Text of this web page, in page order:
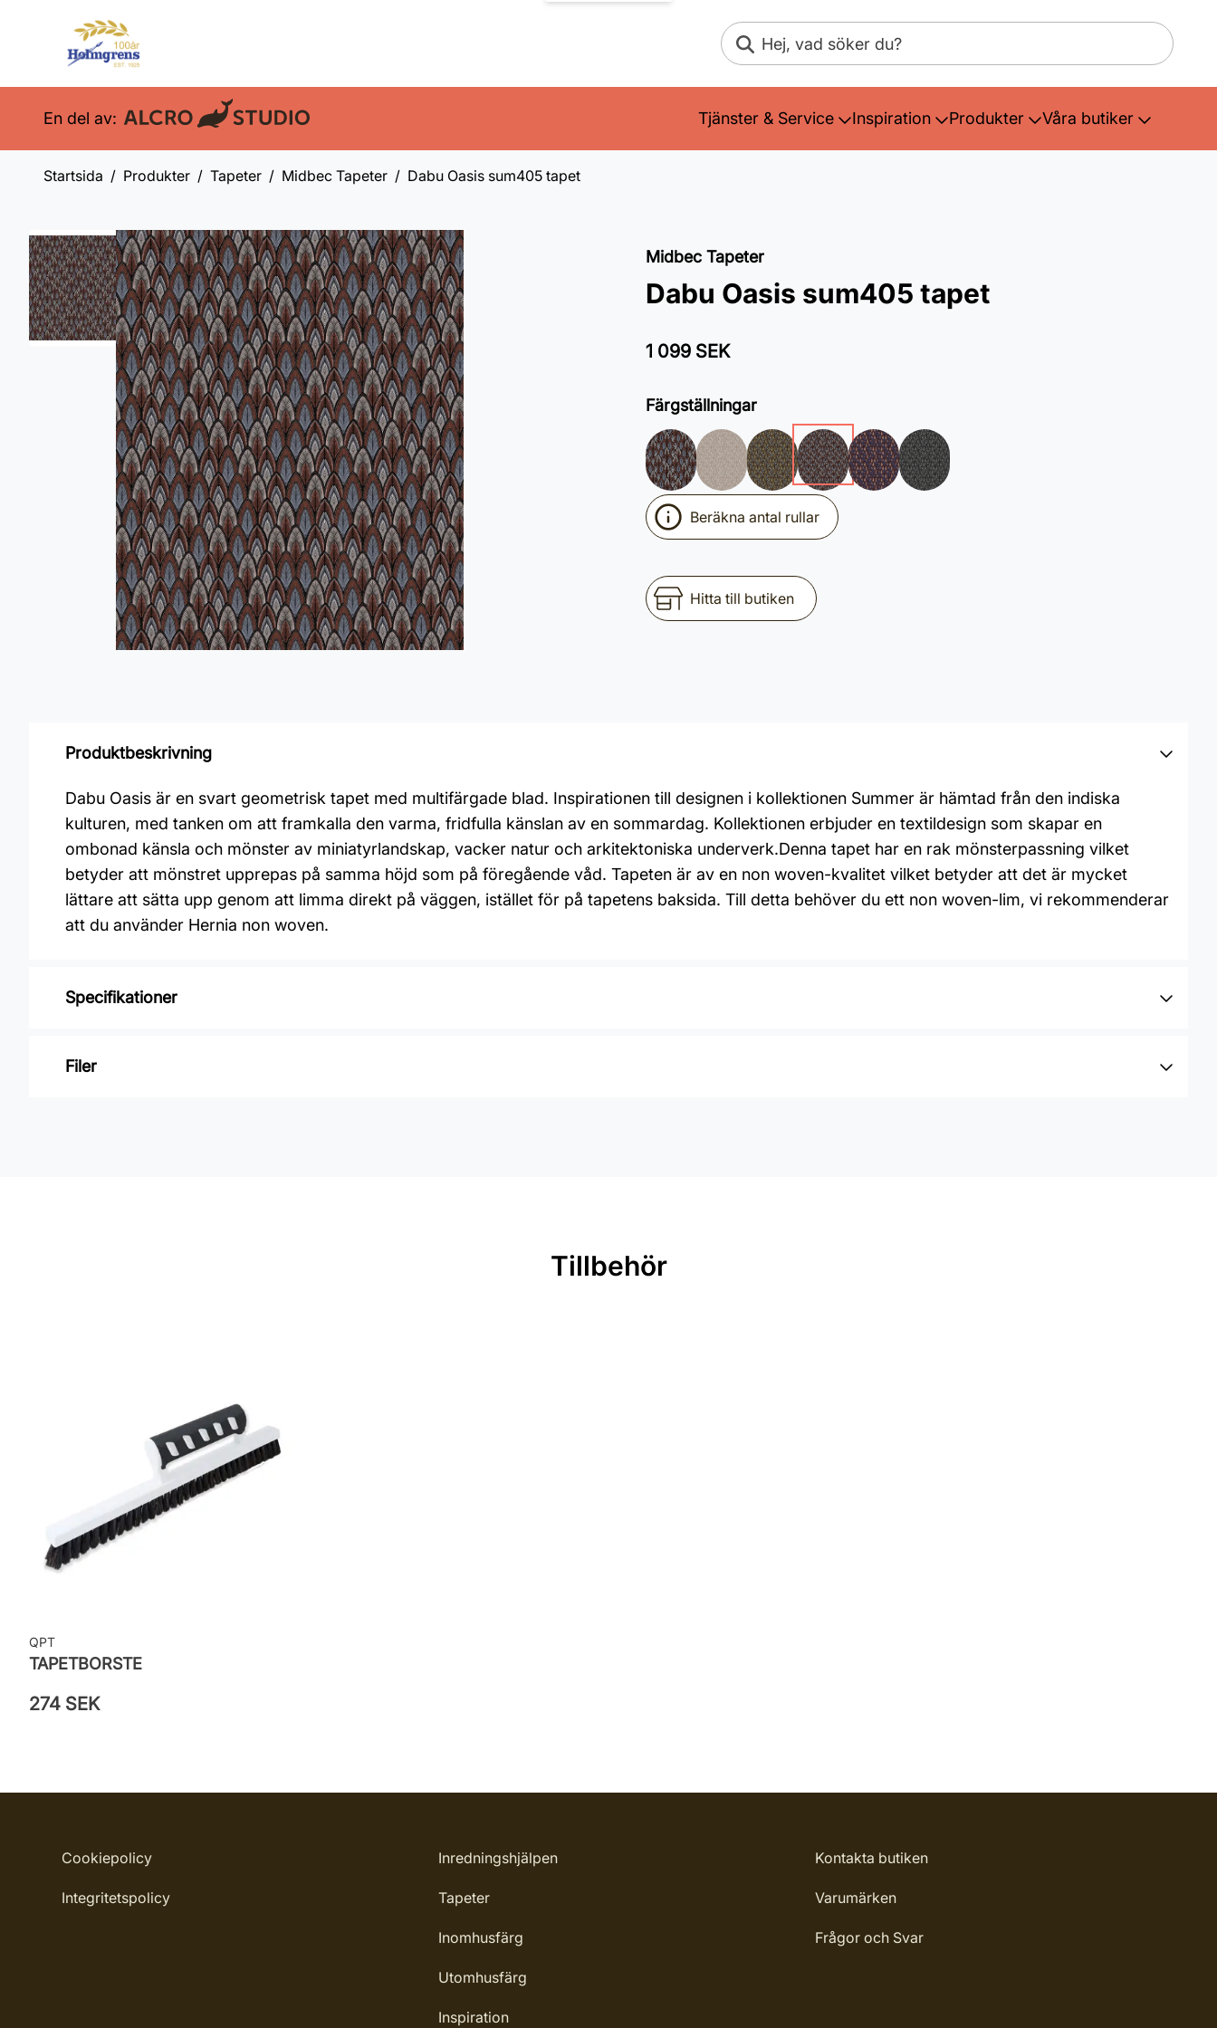
Sök
En del av: Tjänster & Service Inspiration Produkter Våra butiker
Startsida Produkter Tapeter Midbec Tapeter Dabu Oasis sum405 tapet
Midbec Tapeter
Dabu Oasis sum405 tapet
1 099 SEK
Färgställningar
Beräkna antal rullar
Hitta till butiken
Produktbeskrivning
Dabu Oasis är en svart geometrisk tapet med multifärgade blad. Inspirationen till designen i kollektionen Summer är hämtad från den indiska
kulturen, med tanken om att framkalla den varma, fridfulla känslan av en sommardag. Kollektionen erbjuder en textildesign som skapar en
ombonad känsla och mönster av miniatyrlandskap, vacker natur och arkitektoniska underverk.Denna tapet har en rak mönsterpassning vilket
betyder att mönstret upprepas på samma höjd som på föregående våd. Tapeten är av en non woven-kvalitet vilket betyder att det är mycket
lättare att sätta upp genom att limma direkt på väggen, istället för på tapetens baksida. Till detta behöver du ett non woven-lim, vi rekommenderar
att du använder Hernia non woven.
Specifikationer
Varumärke: Midbec Tapeter
Leverantörens artikelnummer: SUM405
Filer
Tillbehör
QPT
TAPETBORSTE
274 SEK
Cookiepolicy
Integritetspolicy
Inredningshjälpen
Tapeter
Inomhusfärg
Utomhusfärg
Inspiration
Kontakta butiken
Varumärken
Frågor och Svar